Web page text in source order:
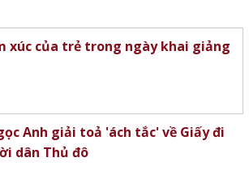
xúc của trẻ trong ngày khai giảng
Anh giải toả 'ách tắc' về Giấy đi
dân Thủ đô